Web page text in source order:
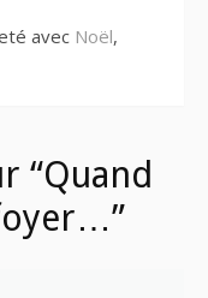
avec Noël,
“Quand